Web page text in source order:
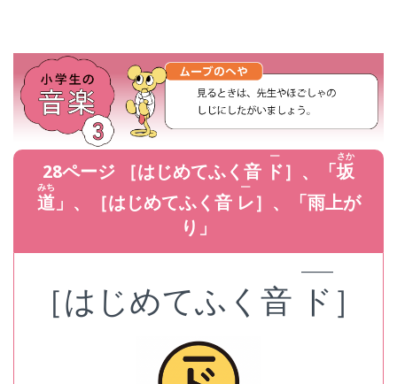
28ページ ［はじめてふく音 ド
━
］、「坂
さか
道
みち
」、［はじめてふく音 レ
━
］、「雨上が
り」
［はじめてふく音 ド
——
］